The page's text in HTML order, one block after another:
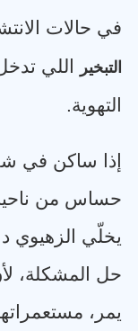
في حالات
التبخير
اللي
التهوية.
إذا ساكن في
حساس من ناحية
يخلّي الزهيوي
حل المشكلة،
يمر،